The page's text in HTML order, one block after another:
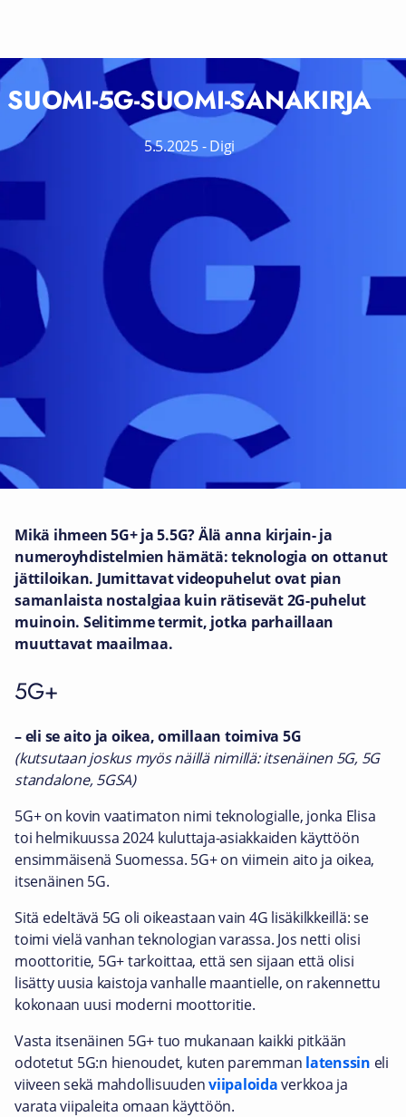
SUOMI-5G-SUOMI-SANAKIRJA
5.5.2025- Digi
Mikä ihmeen 5G+ ja 5.5G? Älä anna kirjain- ja
numeroyhdistelmien hämätä: teknologia on ottanut
jättiloikan. Jumittavat videopuhelut ovat pian
samanlaista nostalgiaa kuin rätisevät 2G-puhelut
muinoin. Selitimme termit, jotka parhaillaan
muuttavat maailmaa.
5G+
– eli se aito ja oikea, omillaan toimiva 5G
(kutsutaan joskus myös näillä nimillä: itsenäinen 5G, 5G
standalone, 5GSA)
5G+ on kovin vaatimaton nimi teknologialle, jonka Elisa
toi helmikuussa 2024 kuluttaja-asiakkaiden käyttöön
ensimmäisenä Suomessa. 5G+ on viimein aito ja oikea,
itsenäinen 5G.
Sitä edeltävä 5G oli oikeastaan vain 4G lisäkilkkeillä: se
toimi vielä vanhan teknologian varassa. Jos netti olisi
moottoritie, 5G+ tarkoittaa, että sen sijaan että olisi
lisätty uusia kaistoja vanhalle maantielle, on rakennettu
kokonaan uusi moderni moottoritie.
Vasta itsenäinen 5G+ tuo mukanaan kaikki pitkään
odotetut 5G:n hienoudet, kuten paremman latenssin eli
viiveen sekä mahdollisuudenviipaloidaverkkoa ja
varata viipaleita omaan käyttöön.